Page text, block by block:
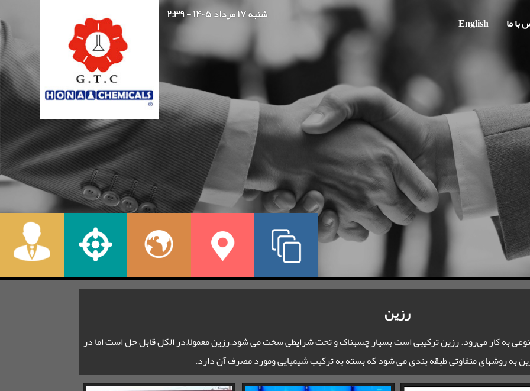
شنبه ۱۷ مرداد ۱۴۰۵ - ۲:۳۹ با ما English
رزین
به کار می‌رود. رزین ترکیبی است بسیار چسبناک و تحت شرایطی سخت می شود.رزین معمولاً در الکل قابل حل است اما در
به روشهای متفاوتی طبقه بندی می شود که بسته به ترکیب شیمیایی ومورد مصرف آن دارد.